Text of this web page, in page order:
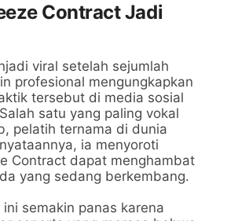
Contract Jadi
viral setelah sejumlah
profesional mengungkapkan
tersebut di media sosial
satu yang paling vokal
pelatih ternama di dunia
ia menyoroti
Contract dapat menghambat
yang sedang berkembang.
semakin panas karena